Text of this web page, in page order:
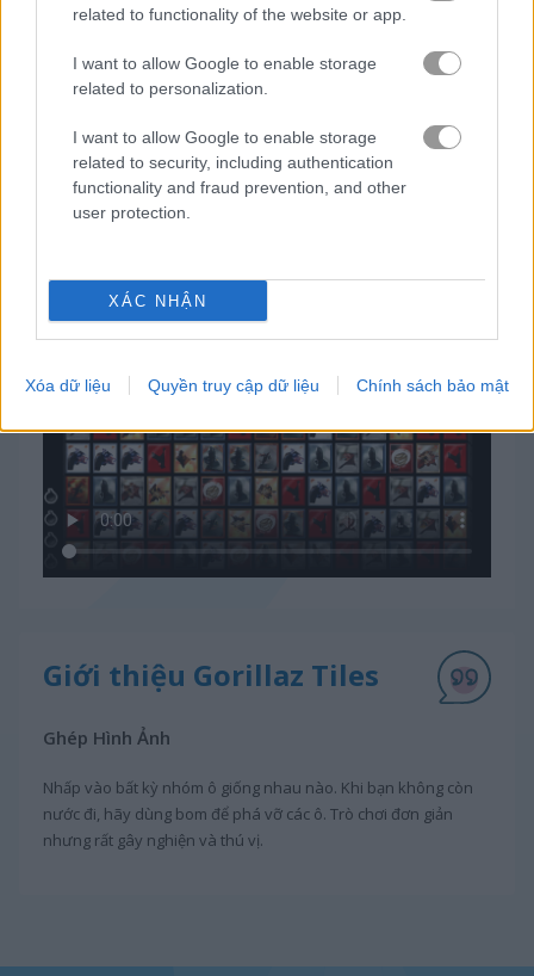
related to functionality of the website or app.
I want to allow Google to enable storage
related to personalization.
I want to allow Google to enable storage
related to security, including authentication
functionality and fraud prevention, and other
user protection.
XÁC NHẬN
Xóa dữ liệu Quyền truy cập dữ liệu Chính sách bảo mật
Giới thiệu Gorillaz Tiles
Ghép Hình Ảnh
Nhấp vào bất kỳ nhóm ô giống nhau nào. Khi bạn không còn
nước đi, hãy dùng bom để phá vỡ các ô. Trò chơi đơn giản
nhưng rất gây nghiện và thú vị.